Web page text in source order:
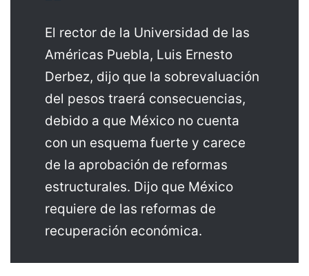
El rector de la Universidad de las
Américas Puebla, Luis Ernesto
Derbez, dijo que la sobrevaluación
del pesos traerá consecuencias,
debido a que México no cuenta
con un esquema fuerte y carece
de la aprobación de reformas
estructurales. Dijo que México
requiere de las reformas de
recuperación económica.